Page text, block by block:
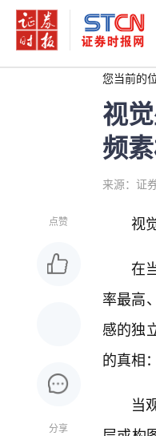
您当前的
视
频
来源：证
点赞
分享
视
在
率最高
感的独
的真相
当